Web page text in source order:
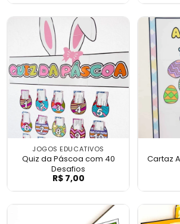
JOGOS EDUCATIVOS
Quiz da Páscoa com 40
Desafios
Quiz da Páscoa com 40
R$7,00
Cartaz